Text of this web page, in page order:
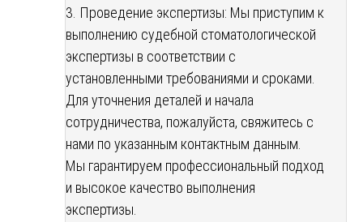
3. Проведение экспертизы: Мы приступим к
выполнению судебной стоматологической
экспертизы в соответствии с
установленными требованиями и сроками.
Для уточнения деталей и начала
сотрудничества, пожалуйста, свяжитесь с
нами по указанным контактным данным.
Мы гарантируем профессиональный подход
и высокое качество выполнения
экспертизы.